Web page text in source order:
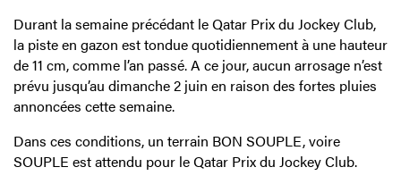
Durant la semaine précédant le Qatar Prix du Jockey Club,
la piste en gazon est tondue quotidiennement à une hauteur
de 11 cm, comme l’an passé. A ce jour, aucun arrosage n’est
prévu jusqu’au dimanche 2 juin en raison des fortes pluies
annoncées cette semaine.
Dans ces conditions, un terrain BON SOUPLE, voire
SOUPLE est attendu pour le Qatar Prix du Jockey Club.